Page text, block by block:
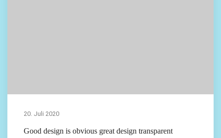
20. Juli 2020
Good design is obvious great design transparent